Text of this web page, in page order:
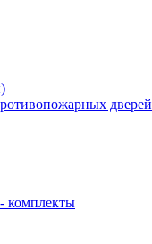
дверей
комплекты